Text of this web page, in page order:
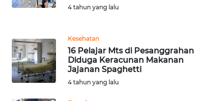
4 tahun yang lalu
Kesehatan
16 Pelajar Mts di Pesanggrahan
Diduga Keracunan Makanan
Jajanan Spaghetti
4 tahun yang lalu
WN
WN
SULTRA
WN